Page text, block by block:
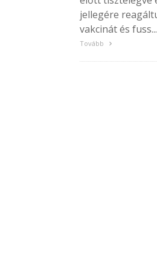
jellegére
vakcinát és fuss...
Tovább